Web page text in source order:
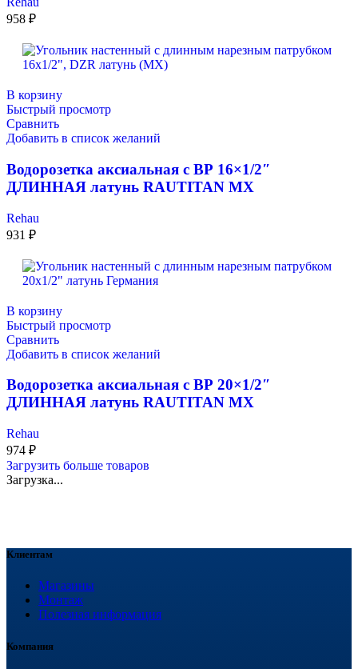
958 ₽
В корзину
Быстрый просмотр
Сравнить
Добавить в список желаний
Водорозетка аксиальная с ВР 16×1/2″
ДЛИННАЯ латунь RAUTITAN MX
Rehau
931 ₽
В корзину
Быстрый просмотр
Сравнить
Добавить в список желаний
Водорозетка аксиальная с ВР 20×1/2″
ДЛИННАЯ латунь RAUTITAN MX
Rehau
974 ₽
Загрузить больше товаров
Загрузка...
Клиентам
Магазины
Монтаж
Полезная информация
Компания